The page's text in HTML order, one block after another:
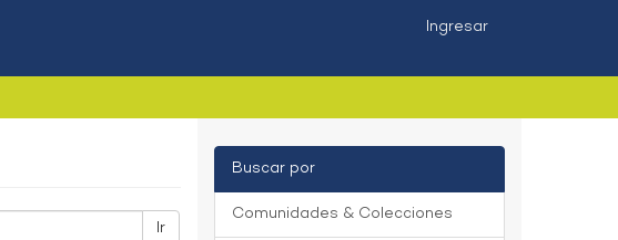
Ingresar
Ir
Buscar por
Comunidades & Colecciones